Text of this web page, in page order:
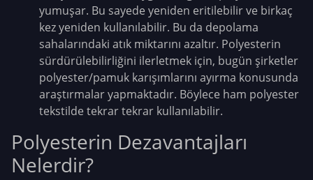
yumuşar. Bu sayede yeniden eritilebilir ve birkaç
kez yeniden kullanılabilir. Bu da depolama
sahalarındaki atık miktarını azaltır. Polyesterin
sürdürülebilirliğini ilerletmek için, bugün şirketler
polyester/pamuk karışımlarını ayırma konusunda
araştırmalar yapmaktadır. Böylece ham polyester
tekstilde tekrar tekrar kullanılabilir.
Polyesterin Dezavantajları
Nelerdir?